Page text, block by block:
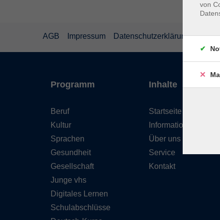
AGB Impressum Datenschutzerklärung
Programm
Beruf
Kultur
Sprachen
Gesundheit
Gesellschaft
Junge vhs
Digitales Lernen
Schulabschlüsse
Inhalte
Startseite
Informationen
Über uns
Service
Kontakt
von